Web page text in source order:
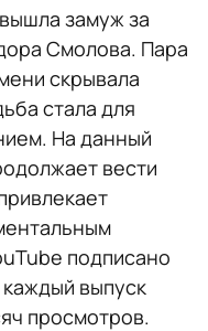
замуж за
Смолова. Пара
скрывала
стала для
На данный
вести
подписано
выпуск
просмотров.